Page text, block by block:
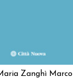
Zanghì Marco